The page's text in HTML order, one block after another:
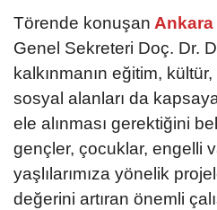
Törende konuşan Ankara
Genel Sekreteri Doç. Dr.
kalkınmanın eğitim,
sosyal alanları da
ele alınması gerektiğini
gençler, çocuklar, engelli
yaşlılarımıza yönelik
değerini artıran önemli